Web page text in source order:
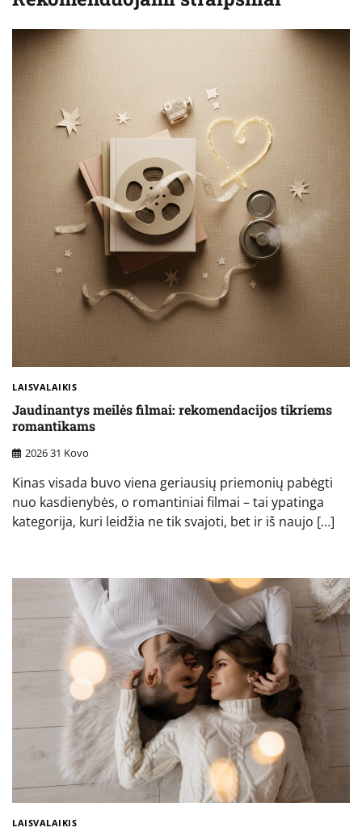
LAISVALAIKIS
Jaudinantys meilės filmai: rekomendacijos tikriems
romantikams
2026 31 Kovo
Kinas visada buvo viena geriausių priemonių pabėgti
nuo kasdienybės, o romantiniai filmai – tai ypatinga
kategorija, kuri leidžia ne tik svajoti, bet ir iš naujo […]
LAISVALAIKIS